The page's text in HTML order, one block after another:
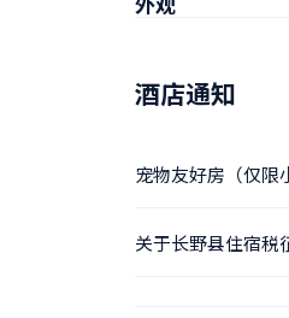
酒店通知
宠物友好房（仅限
关于长野县住宿税